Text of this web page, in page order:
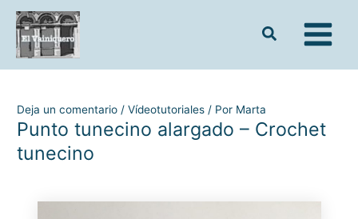
contenido
Deja un comentario /Vídeotutoriales / Por Marta
Punto tunecino alargado – Crochet
tunecino